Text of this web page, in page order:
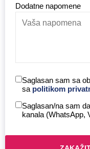
Dodatne napomene
Saglasan sam sa
sa politikom
Saglasan/na sam
kanala (WhatsApp,